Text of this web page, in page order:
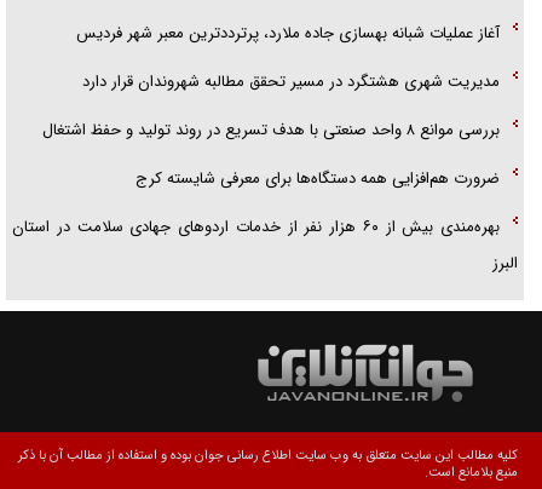
آغاز عملیات شبانه بهسازی جاده ملارد، پرترددترین معبر شهر فردیس
مدیریت شهری هشتگرد در مسیر تحقق مطالبه شهروندان قرار دارد
بررسی موانع ۸ واحد صنعتی با هدف تسریع در روند تولید و حفظ اشتغال
ضرورت هم‌افزایی همه دستگاه‌ها برای معرفی شایسته کرج
بهره‌مندی بیش از ۶۰ هزار نفر از خدمات اردوهای جهادی سلامت در استان
البرز
کلیه مطالب این سایت متعلق به وب سایت اطلاع رسانی جوان بوده و استفاده از مطالب آن با ذکر
منبع بلامانع است.